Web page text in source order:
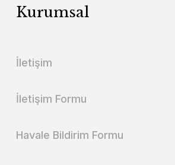
Kurumsal
İletişim
İletişim Formu
Havale Bildirim Formu